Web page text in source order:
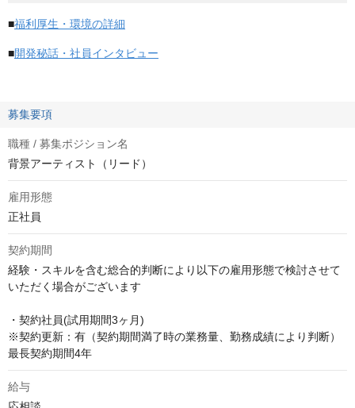
■福利厚生・環境の詳細
■開発秘話・社員インタビュー
募集要項
職種 / 募集ポジション名
背景アーティスト（リード）
雇用形態
正社員
契約期間
経験・スキルを含む総合的判断により以下の雇用形態で検討させて
いただく場合がございます
・契約社員(試用期間3ヶ月)
※契約更新：有（契約期間満了時の業務量、勤務成績により判断）
最長契約期間4年
給与